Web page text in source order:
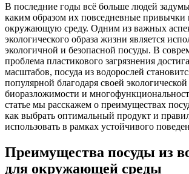
В последние годы всё больше людей
каким образом их повседневные привычки
окружающую среду. Одним из важных
экологического образа жизни является
экологичной и безопасной посуды. В
проблема пластикового загрязнения
масштабов, посуда из водорослей
популярной благодаря своей
биоразложимости и
статье мы расскажем о преимуществах
как выбрать оптимальный продукт и
использовать в рамках устойчивого
Преимущества посуды из
для окружающей среды